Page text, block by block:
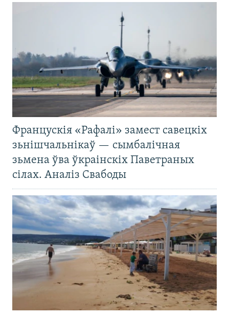
Францускія «Рафалі» замест савецкіх
зьнішчальнікаў — сымбалічная
зьмена ўва ўкраінскіх Паветраных
сілах. Аналіз Свабоды